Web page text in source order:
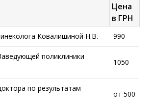
Цена
в ГРН
Ковалишиной Н.В. 990
поликлиники
1050
по результатам
от 500